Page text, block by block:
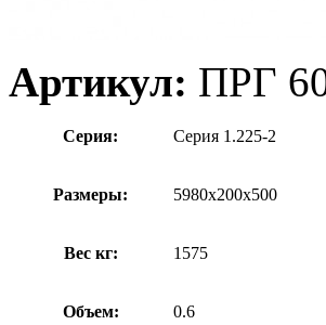
Артикул: ПРГ
Серия: Серия 1.225-2
Размеры: 5980х200х500
Вес кг: 1575
Объем: 0.6